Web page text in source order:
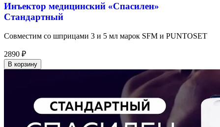
Инъектор медицинский «Спасилен»
Стандартный
Совместим со шприцами 3 и 5 мл марок SFM и PUNTOSET
2890 ₽
В корзину